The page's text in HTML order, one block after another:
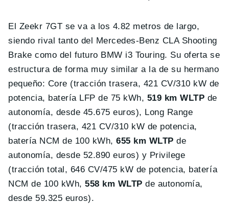
El Zeekr 7GT se va a los 4.82 metros de largo,
siendo rival tanto del Mercedes-Benz CLA Shooting
Brake como del futuro BMW i3 Touring. Su oferta se
estructura de forma muy similar a la de su hermano
pequeño: Core (tracción trasera, 421 CV/310 kW de
potencia, batería LFP de 75 kWh, 519 km WLTP de
autonomía, desde 45.675 euros), Long Range
(tracción trasera, 421 CV/310 kW de potencia,
batería NCM de 100 kWh,655 km WLTP de
autonomía, desde 52.890 euros) y Privilege
(tracción total, 646 CV/475 kW de potencia, batería
NCM de 100 kWh, 558 km WLTP de autonomía,
desde 59.325 euros).